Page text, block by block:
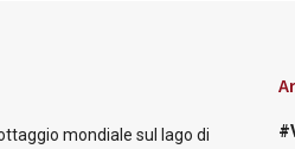
mondiale sul lago di